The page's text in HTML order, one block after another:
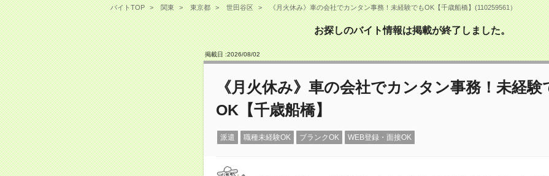
バイトTOP 関東 東京都 世田谷区 《月火休み》車の会社でカンタン事務！未経験でもOK【千歳船橋】(110259561）
お探しのバイト情報は掲載が終了しました。
掲載日 :2026/08/02
《月火休み》車の会社でカンタン事務！未経験
OK【千歳船橋】
派遣 職種未経験OK ブランクOK WEB登録・面接OK